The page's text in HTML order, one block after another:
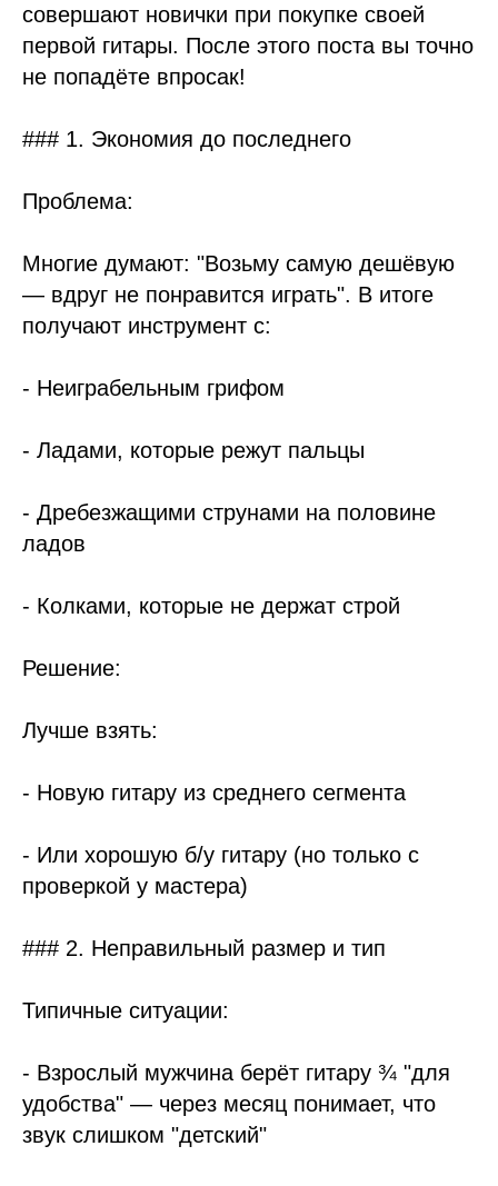
совершают новички при покупке своей
первой гитары. После этого поста вы точно
не попадёте впросак!
### 1. Экономия до последнего
Проблема:
Многие думают: "Возьму самую дешёвую
— вдруг не понравится играть". В итоге
получают инструмент с:
- Неиграбельным грифом
- Ладами, которые режут пальцы
- Дребезжащими струнами на половине
ладов
- Колками, которые не держат строй
Решение:
Лучше взять:
- Новую гитару из среднего сегмента
- Или хорошую б/у гитару (но только с
проверкой у мастера)
### 2. Неправильный размер и тип
Типичные ситуации:
- Взрослый мужчина берёт гитару ¾ "для
удобства" — через месяц понимает, что
звук слишком "детский"